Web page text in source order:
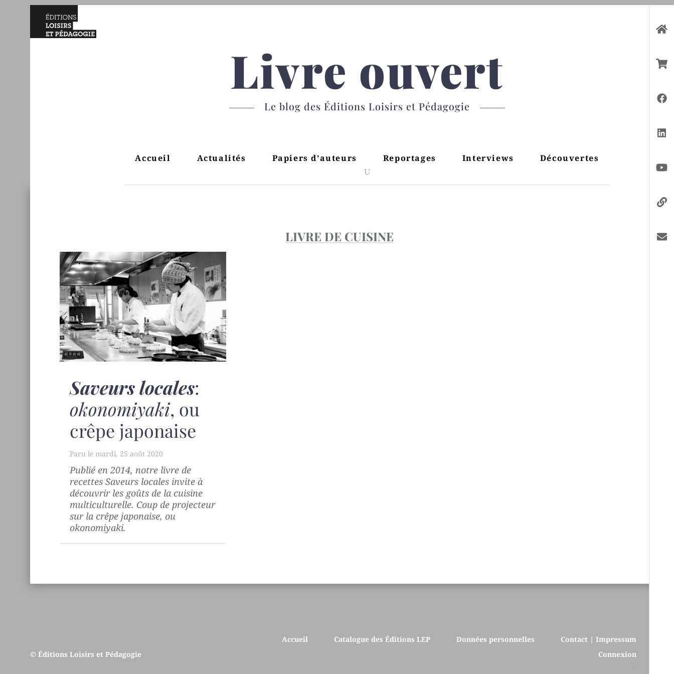
Livre ouvert
Le blog des Éditions Loisirs et Pédagogie
Accueil Actualités Papiers d’auteurs Reportages Interviews Découvertes
LIVRE DE CUISINE
Saveurs locales:
okonomiyaki, ou
crêpe japonaise
mardi, 25 août 2020
Publié en 2014, notre livre de
recettes Saveurs locales invite à
découvrir les goûts de la cuisine
multiculturelle. Coup de projecteur
sur la crêpe japonaise, ou
okonomiyaki.
© Éditions Loisirs et Pédagogie
Accueil Catalogue des Éditions LEP Données personnelles
Contact | Impressum
Connexion